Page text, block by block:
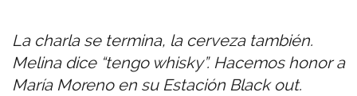
La charla se termina, la cerveza también.
Melina dice “tengo whisky”. Hacemos honor a
María Moreno en su Estación Black out.